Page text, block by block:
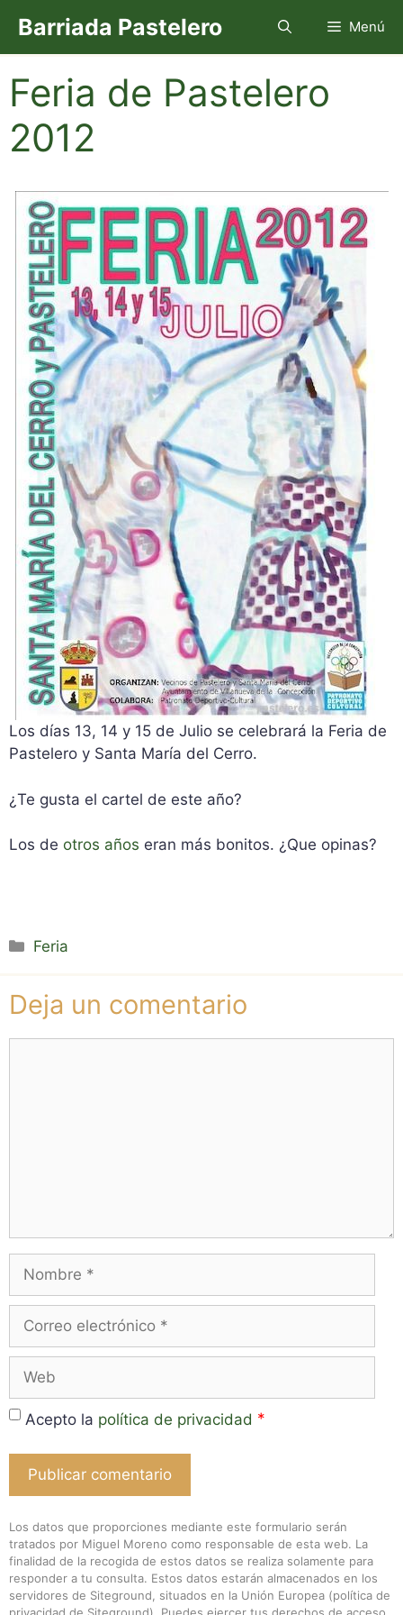
contenido
Barriada Pastelero Menú
Feria de Pastelero
2012
Los días 13, 14 y 15 de Julio se celebrará la Feria de
Pastelero y Santa María del Cerro.
¿Te gusta el cartel de este año?
Los de otros años eran más bonitos. ¿Que opinas?
Categorías
Feria
Deja un comentario
electrónico
Acepto la política de privacidad *
Los datos que proporciones mediante este formulario serán
tratados por Miguel Moreno como responsable de esta web. La
finalidad de la recogida de estos datos se realiza solamente para
responder a tu consulta. Estos datos estarán almacenados en los
servidores de Siteground, situados en la Unión Europea (política de